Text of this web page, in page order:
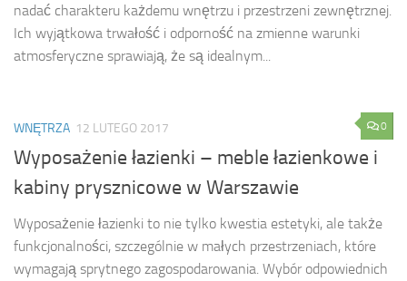
nadać charakteru każdemu wnętrzu i przestrzeni zewnętrznej.
Ich wyjątkowa trwałość i odporność na zmienne warunki
atmosferyczne sprawiają, że są idealnym...
0
WNĘTRZA 12 LUTEGO 2017
Wyposażenie łazienki – meble łazienkowe i
kabiny prysznicowe w Warszawie
Wyposażenie łazienki to nie tylko kwestia estetyki, ale także
funkcjonalności, szczególnie w małych przestrzeniach, które
wymagają sprytnego zagospodarowania. Wybór odpowiednich